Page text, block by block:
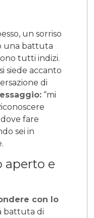
un sorriso
una battuta
tutti indizi.
siede accanto
di
“mi
fare
sei in
aperto e
con lo
battuta di